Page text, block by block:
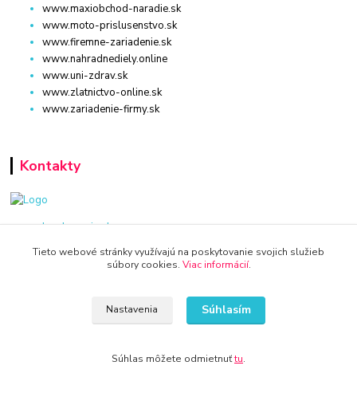
www.maxiobchod-naradie.sk
www.moto-prislusenstvo.sk
www.firemne-zariadenie.sk
www.nahradnediely.online
www.uni-zdrav.sk
www.zlatnictvo-online.sk
www.zariadenie-firmy.sk
Kontakty
www.dm-drogeria.sk
info@kamenik.sk
Tieto webové stránky využívajú na poskytovanie svojich služieb
súbory cookies. Viac informácií.
Nastavenia Súhlasím
Súhlas môžete odmietnuťtu.